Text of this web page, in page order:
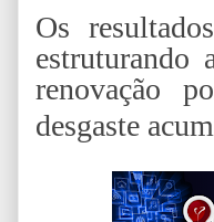
Os
estruturando
renovação
desgaste